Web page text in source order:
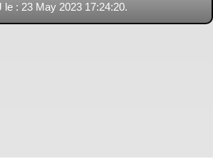
le : 23 May 2023 17:24:20.